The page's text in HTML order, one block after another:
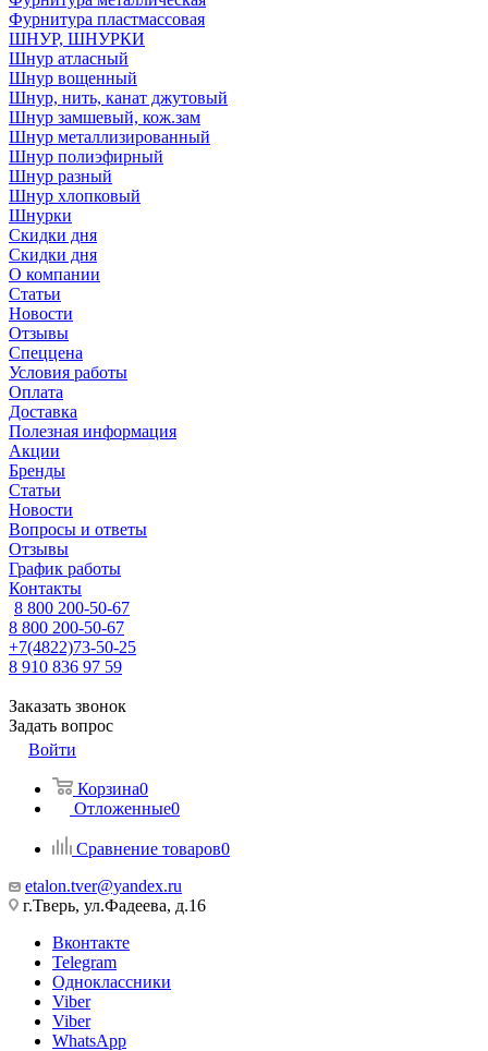
Фурнитура пластмассовая
ШНУР, ШНУРКИ
Шнур атласный
Шнур вощенный
Шнур, нить, канат джутовый
Шнур замшевый, кож.зам
Шнур металлизированный
Шнур полиэфирный
Шнур разный
Шнур хлопковый
Шнурки
Скидки дня
Скидки дня
О компании
Статьи
Новости
Отзывы
Спеццена
Условия работы
Оплата
Доставка
Полезная информация
Акции
Бренды
Статьи
Новости
Вопросы и ответы
Отзывы
График работы
Контакты
8 800 200-50-67
8 800 200-50-67
+7(4822)73-50-25
8 910 836 97 59
Заказать звонок
Задать вопрос
Войти
Корзина0
Отложенные0
Сравнение товаров0
etalon.tver@yandex.ru
г.Тверь, ул.Фадеева, д.16
Вконтакте
Telegram
Одноклассники
Viber
Viber
WhatsApp